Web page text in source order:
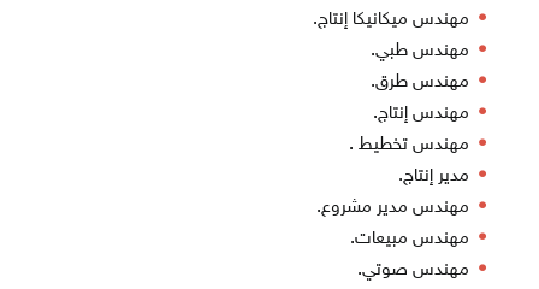
مهندس ميكانيكا إنتاج.
مهندس طبي.
مهندس طرق.
مهندس إنتاج.
مهندس تخطيط .
مدير إنتاج.
مهندس مدير مشروع.
مهندس مبيعات.
مهندس صوتي.